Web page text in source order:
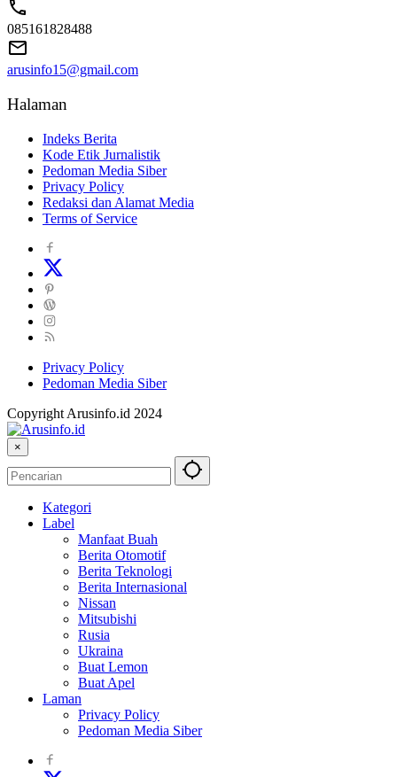
085161828488
arusinfo15@gmail.com
Halaman
Indeks Berita
Kode Etik Jurnalistik
Pedoman Media Siber
Privacy Policy
Redaksi dan Alamat Media
Terms of Service
Privacy Policy
Pedoman Media Siber
Copyright Arusinfo.id 2024
×
Kategori
Label
Manfaat Buah
Berita Otomotif
Berita Teknologi
Berita Internasional
Nissan
Mitsubishi
Rusia
Ukraina
Buat Lemon
Buat Apel
Laman
Privacy Policy
Pedoman Media Siber